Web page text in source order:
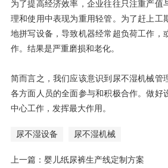
为了提高经济效率，企业往往只注重产值
理和使用中表现为重用轻管。为了赶上工
地拼写设备，导致机器经常超负荷工作，
作。结果是严重磨损和老化。
简而言之，我们应该意识到尿不湿机械管
各方面人员的全面参与和积极合作。做好
中心工作，发挥最大作用。
尿不湿设备 尿不湿机械
上一篇： 婴儿纸尿裤生产线定制方案